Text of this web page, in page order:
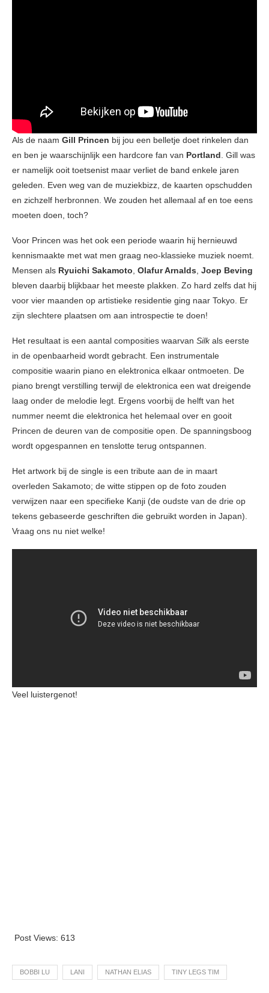
Als de naam Gill Princen bij jou een belletje doet rinkelen dan
en ben je waarschijnlijk een hardcore fan van Portland. Gill was
er namelijk ooit toetsenist maar verliet de band enkele jaren
geleden. Even weg van de muziekbizz, de kaarten opschudden
en zichzelf herbronnen. We zouden het allemaal af en toe eens
moeten doen, toch?
Voor Princen was het ook een periode waarin hij hernieuwd
kennismaakte met wat men graag neo-klassieke muziek noemt.
Mensen als Ryuichi Sakamoto, Olafur Arnalds, Joep Beving
bleven daarbij blijkbaar het meeste plakken. Zo hard zelfs dat hij
voor vier maanden op artistieke residentie ging naar Tokyo. Er
zijn slechtere plaatsen om aan introspectie te doen!
Het resultaat is een aantal composities waarvan Silkals eerste
in de openbaarheid wordt gebracht. Een instrumentale
compositie waarin piano en elektronica elkaar ontmoeten. De
piano brengt verstilling terwijl de elektronica een wat dreigende
laag onder de melodie legt. Ergens voorbij de helft van het
nummer neemt die elektronica het helemaal over en gooit
Princen de deuren van de compositie open. De spanningsboog
wordt opgespannen en tenslotte terug ontspannen.
Het artwork bij de single is een tribute aan de in maart
overleden Sakamoto; de witte stippen op de foto zouden
verwijzen naar een specifieke Kanji (de oudste van de drie op
tekens gebaseerde geschriften die gebruikt worden in Japan).
Vraag ons nu niet welke!
Veel luistergenot!
Post Views: 613
BOBBI LU LANI NATHAN ELIAS TINY LEGS TIM